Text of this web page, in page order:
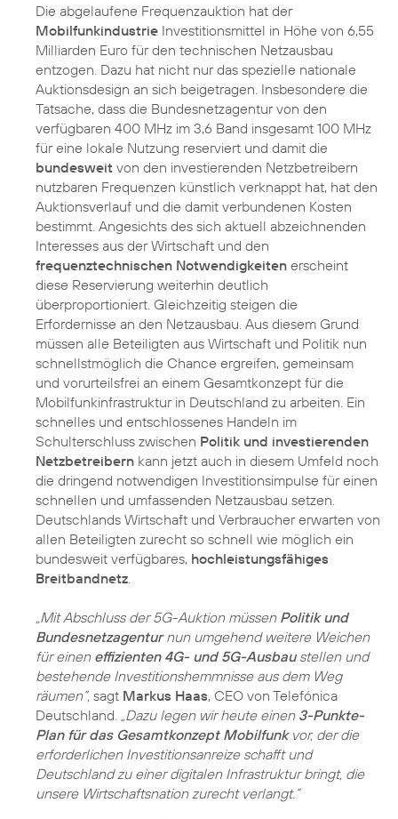
Die abgelaufene Frequenzauktion hat der
Mobilfunkindustrie Investitionsmittel in Höhe von 6,55
Milliarden Euro für den technischen Netzausbau
entzogen. Dazu hat nicht nur das spezielle nationale
Auktionsdesign an sich beigetragen. Insbesondere die
Tatsache, dass die Bundesnetzagentur von den
verfügbaren 400 MHz im 3,6 Band insgesamt 100 MHz
für eine lokale Nutzung reserviert und damit die
bundesweit von den investierenden Netzbetreibern
nutzbaren Frequenzen künstlich verknappt hat, hat den
Auktionsverlauf und die damit verbundenen Kosten
bestimmt. Angesichts des sich aktuell abzeichnenden
Interesses aus der Wirtschaft und den
frequenztechnischen Notwendigkeiten erscheint
diese Reservierung weiterhin deutlich
überproportioniert. Gleichzeitig steigen die
Erfordernisse an den Netzausbau. Aus diesem Grund
müssen alle Beteiligten aus Wirtschaft und Politik nun
schnellstmöglich die Chance ergreifen, gemeinsam
und vorurteilsfrei an einem Gesamtkonzept für die
Mobilfunkinfrastruktur in Deutschland zu arbeiten. Ein
schnelles und entschlossenes Handeln im
Schulterschluss zwischen Politik und investierenden
Netzbetreibern kann jetzt auch in diesem Umfeld noch
die dringend notwendigen Investitionsimpulse für einen
schnellen und umfassenden Netzausbau setzen.
Deutschlands Wirtschaft und Verbraucher erwarten von
allen Beteiligten zurecht so schnell wie möglich ein
bundesweit verfügbares, hochleistungsfähiges
Breitbandnetz
„Mit Abschluss der 5G-Auktion müssen Politik und
Bundesnetzagenturnun umgehend weitere Weichen
für einen effizienten 4G- und 5G-Ausbaustellen und
bestehende Investitionshemmnisse aus dem Weg
räumen“, sagt Markus Haas, CEO von Telefónica
Deutschland.
„Dazu legen wir heute einen 3-Punkte-
Plan für das Gesamtkonzept Mobilfunkvor, der die
erforderlichen Investitionsanreize schafft und
Deutschland zu einer digitalen Infrastruktur bringt, die
unsere Wirtschaftsnation zurecht verlangt.“